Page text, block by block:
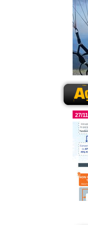
Lire
27/